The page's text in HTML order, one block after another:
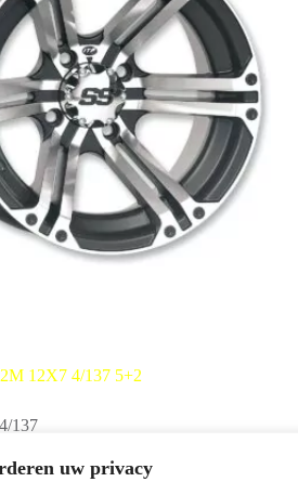
uw privacy
12X7 4/137 5+2
137
in combinatie met: 02230043